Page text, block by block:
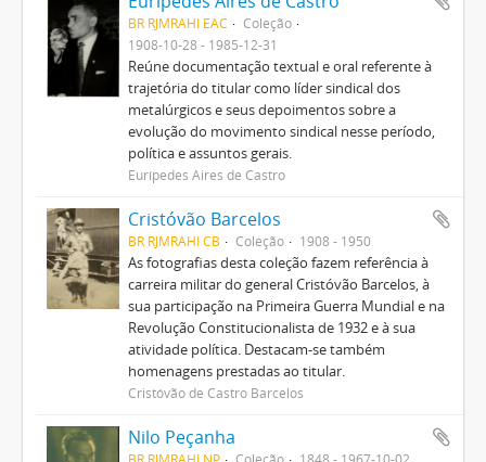
BR RJMRAHI EAC
Coleção
1908-10-28 - 1985-12-31
Reúne documentação textual e oral referente à
trajetória do titular como líder sindical dos
metalúrgicos e seus depoimentos sobre a
evolução do movimento sindical nesse período,
política e assuntos gerais.
Eurípedes Aires de Castro
Cristóvão Barcelos
BR RJMRAHI CB Coleção 1908 - 1950
As fotografias desta coleção fazem referência à
carreira militar do general Cristóvão Barcelos, à
sua participação na Primeira Guerra Mundial e na
Revolução Constitucionalista de 1932 e à sua
atividade política. Destacam-se também
homenagens prestadas ao titular.
Cristóvão de Castro Barcelos
Nilo Peçanha